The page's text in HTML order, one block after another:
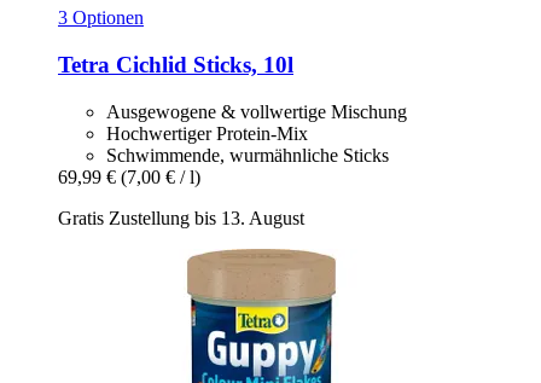
3 Optionen
Tetra Cichlid Sticks, 10l
Ausgewogene & vollwertige Mischung
Hochwertiger Protein-Mix
Schwimmende, wurmähnliche Sticks
69,99 € (7,00 € / l)
Gratis Zustellung bis 13. August